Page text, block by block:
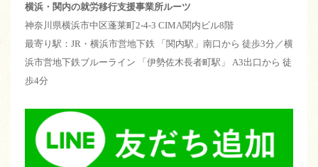
横浜・関内の就労移行支援事業所ルーツ
神奈川県横浜市中区蓬莱町2-4-3 CIMA関内ビル8階
最寄り駅：JR・横浜市営地下鉄 「関内駅」南口から 徒歩3分／横
浜市営地下鉄ブルーライン 「伊勢佐木長者町駅」 A3出口から 徒
歩4分